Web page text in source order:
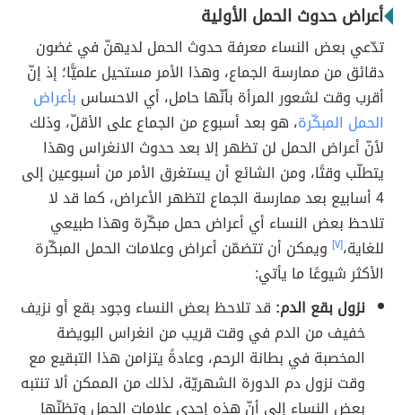
أعراض حدوث الحمل الأولية
تدّعي بعض النساء معرفة حدوث الحمل لديهنّ في غضون
دقائق من ممارسة الجماع، وهذا الأمر مستحيل علميًّا؛ إذ إنّ
أقرب وقت لشعور المرأة بأنّها حامل، أي الاحساس بأعراض
الحمل المبكّرة، هو بعد أسبوع من الجماع على الأقلّ، وذلك
لأنّ أعراض الحمل لن تظهر إلا بعد حدوث الانغراس وهذا
يتطلّب وقتًا، ومن الشائع أن يستغرق الأمر من أسبوعين إلى
4 أسابيع بعد ممارسة الجماع لتظهر الأعراض، كما قد لا
تلاحظ بعض النساء أي أعراض حمل مبكّرة وهذا طبيعي
للغاية،[٧]
ويمكن أن تتضمّن أعراض وعلامات الحمل المبكّرة
الأكثر شيوعًا ما يأتي:
نزول بقع الدم: قد تلاحظ بعض النساء وجود بقع أو نزيف
خفيف من الدم في وقت قريب من انغراس البويضة
المخصبة في بطانة الرحم، وعادةً يتزامن هذا التبقيع مع
وقت نزول دم الدورة الشهريّة، لذلك من الممكن ألا تنتبه
بعض النساء إلى أنّ هذه إحدى علامات الحمل وتظنّها